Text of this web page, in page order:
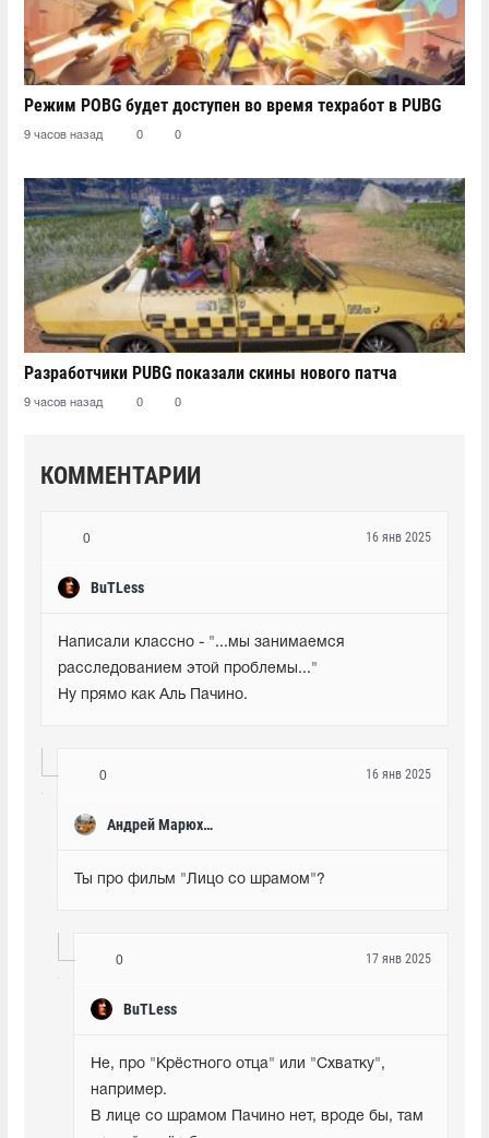
Режим POBG будет доступен во время техработ в PUBG
9 часов назад 0 0
Разработчики PUBG показали скины нового патча
9 часов назад 0 0
КОММЕНТАРИИ
0
BuTLess
16 янв 2025
Написали классно - "...мы занимаемся
расследованием этой проблемы..."
Ну прямо как Аль Пачино.
0
Андрей Марюхин
16 янв 2025
Ты про фильм "Лицо со шрамом"?
0
BuTLess
17 янв 2025
Не, про "Крёстного отца" или "Схватку",
например.
В лице со шрамом Пачино нет, вроде бы, там